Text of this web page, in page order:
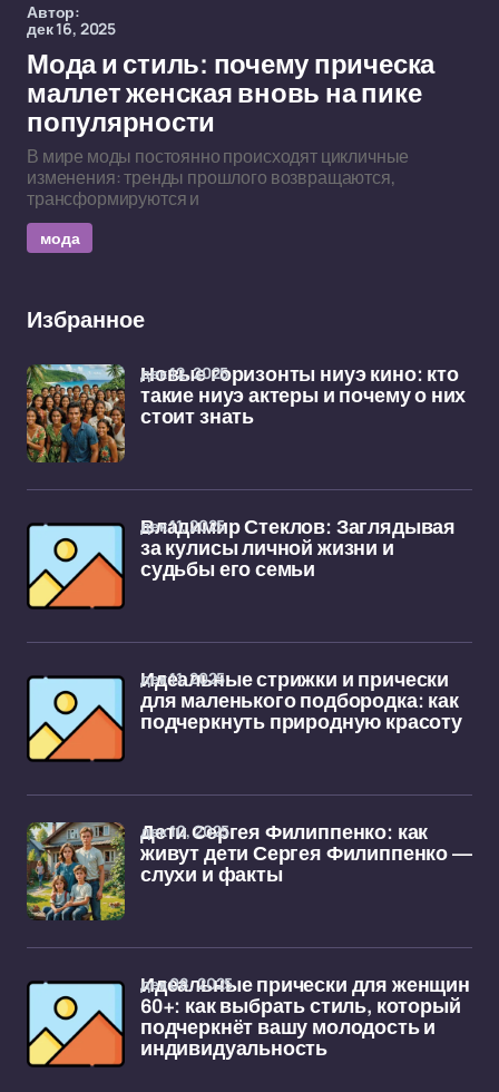
Автор:
дек 16, 2025
Мода и стиль: почему прическа
маллет женская вновь на пике
популярности
В мире моды постоянно происходят цикличные
изменения: тренды прошлого возвращаются,
трансформируются и
мода
Избранное
Новые горизонты ниуэ кино: кто
такие ниуэ актеры и почему о них
стоит знать
дек 12, 2025
Владимир Стеклов: Заглядывая
за кулисы личной жизни и
судьбы его семьи
дек 11, 2025
Идеальные стрижки и прически
для маленького подбородка: как
подчеркнуть природную красоту
дек 11, 2025
Дети Сергея Филиппенко: как
живут дети Сергея Филиппенко —
слухи и факты
дек 10, 2025
Идеальные прически для женщин
60+: как выбрать стиль, который
подчеркнёт вашу молодость и
индивидуальность
дек 08, 2025